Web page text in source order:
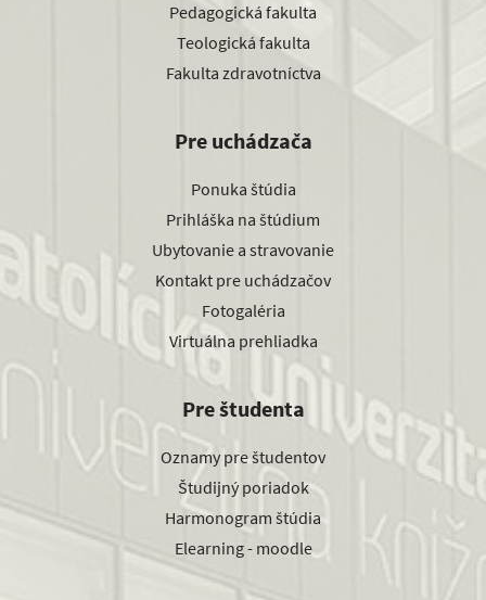
Pedagogická fakulta
Teologická fakulta
Fakulta zdravotníctva
Pre uchádzača
Ponuka štúdia
Prihláška na štúdium
Ubytovanie a stravovanie
Kontakt pre uchádzačov
Fotogaléria
Virtuálna prehliadka
Pre študenta
Oznamy pre študentov
Študijný poriadok
Harmonogram štúdia
Elearning - moodle